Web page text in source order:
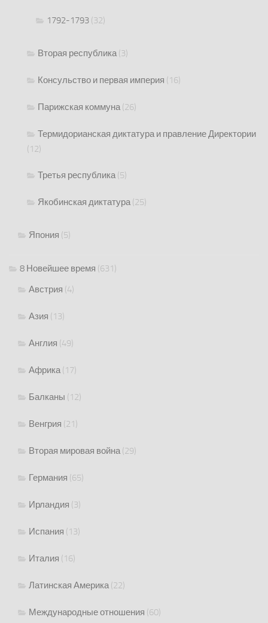
1792-1793 (32)
Вторая республика(3)
Консульство и первая империя (16)
Парижская коммуна(26)
Термидорианская диктатура и правление Директории
(12)
Третья республика(5)
Якобинская диктатура(25)
Япония (5)
8 Новейшее время (631)
Австрия (4)
Азия (13)
Англия (49)
Африка(17)
Балканы (12)
Венгрия (21)
Вторая мировая война(29)
Германия (65)
Ирландия (3)
Испания (13)
Италия (16)
Латинская Америка(22)
Международные отношения (60)